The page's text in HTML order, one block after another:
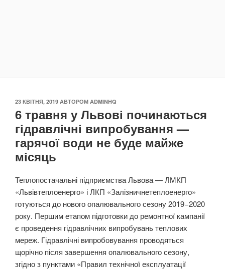
ОПУБЛІКОВАНО
23 КВІТНЯ, 2019 АВТОРОМ ADMINHQ
6 травня у Львові починаються
гідравлічні випробування —
гарячої води не буде майже
місяць
Теплопостачальні підприємства Львова — ЛМКП
«Львівтеплоенерго» і ЛКП «Залізничнетеплоенерго»
готуються до нового опалювального сезону 2019−2020
року. Першим етапом підготовки до ремонтної кампанії
є проведення гідравлічних випробувань теплових
мереж. Гідравлічні випробовування проводяться
щорічно після завершення опалювального сезону,
згідно з пунктами «Правил технічної експлуатації